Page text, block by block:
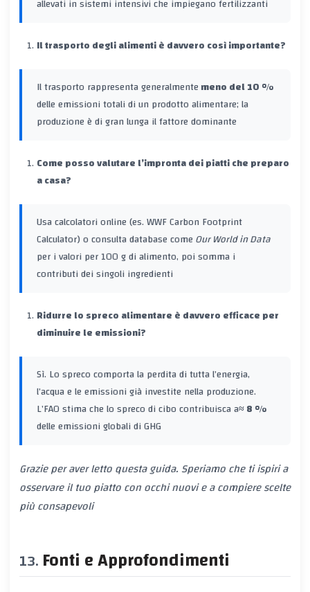
allevati in sistemi intensivi che impiegano fertilizzanti
Il trasporto degli alimenti è davvero così importante?
Il trasporto rappresenta generalmentemeno del 10 %
delle emissioni totali di un prodotto alimentare; la
produzione è di gran lunga il fattore dominante
Come posso valutare l’impronta dei piatti che preparo
a casa?
Usa calcolatori online (es. WWF Carbon Footprint
Calculator) o consulta database comeOur World in Data
per i valori per 100 g di alimento, poi somma i
contributi dei singoli ingredienti
Ridurre lo spreco alimentare è davvero efficace per
diminuire le emissioni?
Sì. Lo spreco comporta la perdita di tutta l’energia,
l’acqua e le emissioni già investite nella produzione.
L’FAO stima che lo spreco di cibo contribuisca a≈ 8 %
delle emissioni globali di GHG
Grazie per aver letto questa guida. Speriamo che ti ispiri a
osservare il tuo piatto con occhi nuovi e a compiere scelte
più consapevoli
Fonti e Approfondimenti